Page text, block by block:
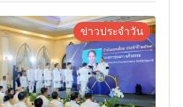
ข่าวประจำวัน